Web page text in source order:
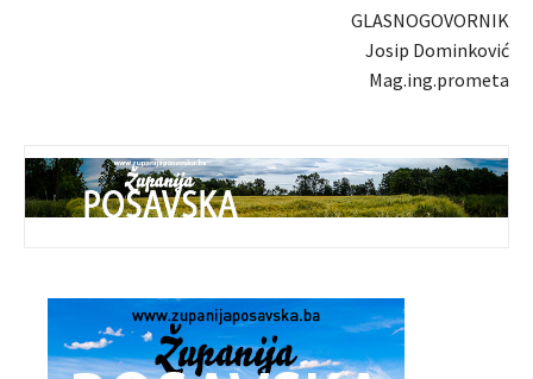
GLASNOGOVORNIK
Josip Dominković
Mag.ing.prometa